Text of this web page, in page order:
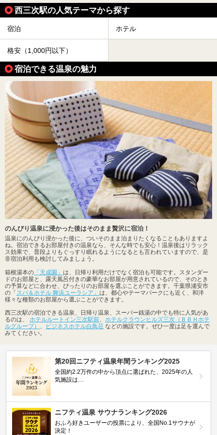
西三次駅の人気テーマから探す
宿泊 ホテル
格安（1,000円以下）
宿泊できる温泉の魅力
のんびり温泉に浸かった後はそのまま贅沢に宿泊！
温泉にのんびり浸かった後に、ついそのまま泊まりたくなることもありますよ
ね。宿泊できるお部屋付きの温泉なら、そんな時でも安心！温泉後はリラック
ス効果で、普段よりもぐっすり眠れるようになるとも言われていますので、是
非宿泊利用も検討してみましょう。
箱根湯本の 「天成園」 は、日帰り利用だけでなく宿泊も可能です。スタンダー
ドのお部屋と、露天風呂付きの豪華なお部屋が用意されているので、そのとき
の予算などに合わせ、ぴったりのお部屋を選ぶことができます。千葉県浦安市
の「 スパ＆ホテル 舞浜ユーラシア」 は、都心やテーマパークにも近く、和洋
様々な種類のお部屋から選ぶことができます。
西三次駅の宿泊できる温泉、日帰り温泉、スーパー銭湯の中でも特に人気があ
るのは、 ホテルルートイン三次駅前、 ホテルクラウンヒルズ三次（ＢＢＨホテ
ルグループ） 、 ビジネスホテル白鳥荘 などの施設です。ぜひ一度は足を運んで
みてください。
第20回ニフティ温泉年間ランキング2025
全国約2.2万件の中から頂点に選ばれた、2025年の人
気施設は…
ニフティ温泉 サウナランキング2026
おふろ好きユーザーの投票により、全国No.1サウナが
決定！